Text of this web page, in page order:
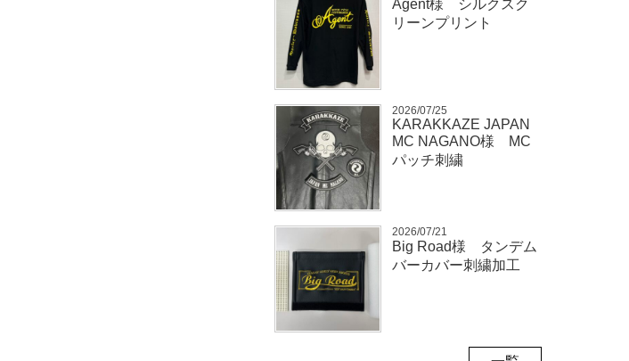
Agent様 シルクスク
リーンプリント
2026/07/25
KARAKKAZE JAPAN
MC NAGANO様 MC
パッチ刺繍
2026/07/21
Big Road様 タンデム
バーカバー刺繍加工